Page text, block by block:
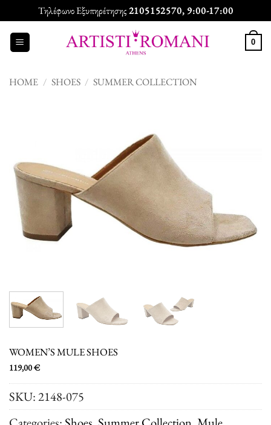
to
content
Τηλέφωνο Εξυπηρέτησης2105152570, 9:00-17:00
0
HOME / SHOES / SUMMER COLLECTION
WOMEN’S MULE SHOES
119,00€
SKU:2148-075